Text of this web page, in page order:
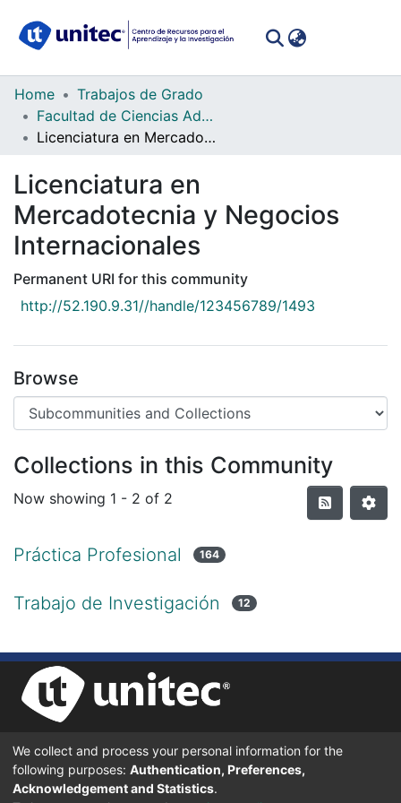
Communities
Collections
All of DSpace
Statistics
Home
Trabajos de Grado
Facultad de Ciencias Administrativas y Sociales
Licenciatura en Mercadotecnia y Negocios Internacionales
Licenciatura en
Mercadotecnia y Negocios
Internacionales
Permanent URI for this community
http://52.190.9.31//handle/123456789/1493
Browse
Collections in this Community
Now showing 1 - 2 of 2
Práctica Profesional 164
Trabajo de Investigación 12
UNIVERSIDAD TECNOLÓGICA CENTROAMERICANA UNITEC
BOULEVARD KENNEDY, V-782, FRENTE A RESIDENCIAL HONDURAS.
TEGUCIGALPA, FRANCISCO MORAZÁN, 11101
We collect and process your personal information for the
following purposes: Authentication, Preferences,
Acknowledgement and Statistics.